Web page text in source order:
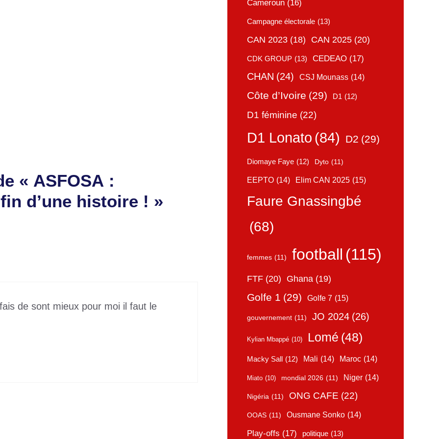
« ASFOSA :
d’une histoire ! »
de sont mieux pour moi il faut le
Cameroun (16)
Campagne électorale (13)
CAN 2023 (18) CAN 2025 (20)
CDK GROUP (13) CEDEAO (17)
CHAN (24) CSJ Mounass (14)
Côte d’Ivoire (29) D1 (12)
D1 féminine (22)
D1 Lonato (84) D2 (29)
Diomaye Faye (12) Dyto (11)
EEPTO (14) Elim CAN 2025 (15)
Faure Gnassingbé
(68)
femmes (11) football (115)
FTF (20) Ghana (19)
Golfe 1 (29) Golfe 7 (15)
gouvernement (11) JO 2024 (26)
Kylian Mbappé (10) Lomé (48)
Macky Sall (12) Mali (14) Maroc (14)
Miato (10) mondial 2026 (11) Niger (14)
Nigéria (11) ONG CAFE (22)
OOAS (11) Ousmane Sonko (14)
Play-offs (17) politique (13)